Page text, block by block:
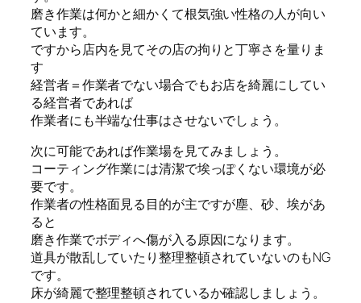
磨き作業は何かと細かくて根気強い性格の人が向い
ています。
ですから店内を見てその店の拘りと丁寧さを量りま
す
経営者＝作業者でない場合でもお店を綺麗にしてい
る経営者であれば
作業者にも半端な仕事はさせないでしょう。
次に可能であれば作業場を見てみましょう。
コーティング作業には清潔で埃っぽくない環境が必
要です。
作業者の性格面見る目的が主ですが塵、砂、埃があ
ると
磨き作業でボディへ傷が入る原因になります。
道具が散乱していたり整理整頓されていないのもNG
です。
床が綺麗で整理整頓されているか確認しましょう。